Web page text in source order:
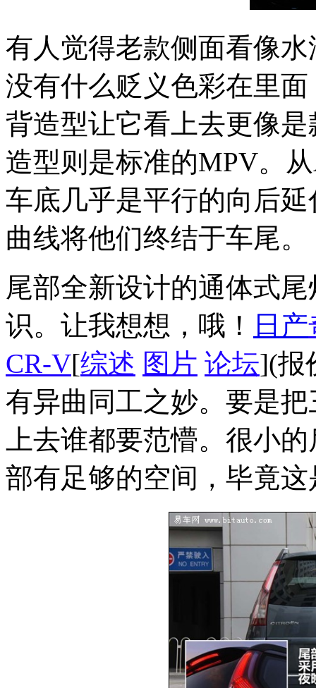
有人觉得老款侧面看像
没有什么贬义色彩在里
背造型让它看上去更像
造型则是标准的MPV。
车底几乎是平行的向后
曲线将他们终结于车尾。
尾部全新设计的通体式
识。让我想想，哦！
日产
CR-V[综述 图片 论坛](报
有异曲同工之妙。要是
上去谁都要范懵。很小
部有足够的空间，毕竟